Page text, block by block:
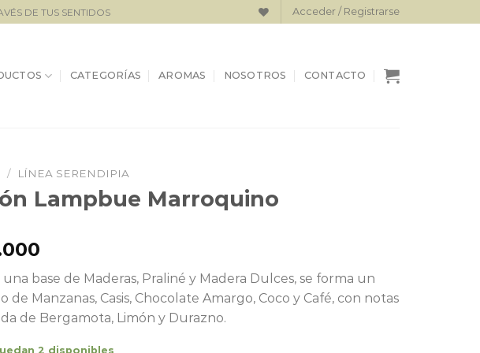
DE TUS SENTIDOS Acceder / Registrarse
CATEGORÍAS AROMAS NOSOTROS CONTACTO
/ LÍNEA SERENDIPIA
Lampbue Marroquino
base de Maderas, Praliné y Madera Dulces, se forma un
de Manzanas, Casis, Chocolate Amargo, Coco y Café, con notas
de Bergamota, Limón y Durazno.
2 disponibles